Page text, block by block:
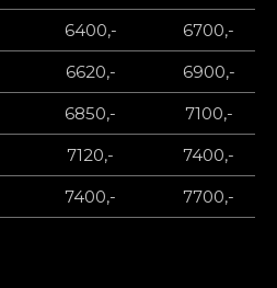
6400,-
6700,-
6620,-
6900,-
6850,-
7100,-
7120,-
7400,-
7400,- 7700,-